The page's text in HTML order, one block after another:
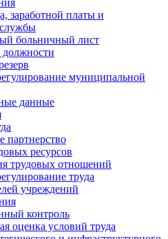
заработной платы и
больничный лист
муниципальной
данные
партнерство
ресурсов
трудовых отношений
труда
учреждений
контроль
оценка условий труда